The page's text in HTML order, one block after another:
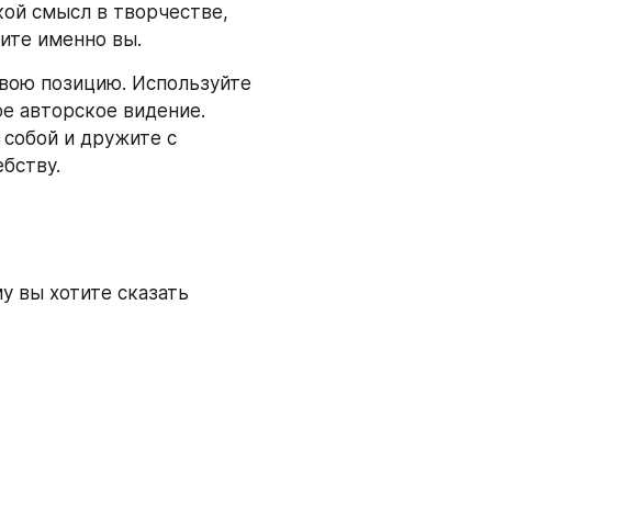
смысл в творчестве,
именно вы.
позицию. Используйте
авторское видение.
и дружите с
вы хотите сказать